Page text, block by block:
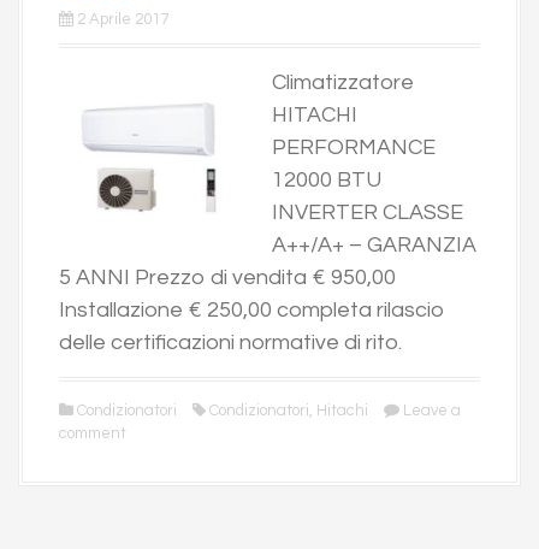
2 Aprile 2017
Climatizzatore
HITACHI
PERFORMANCE
12000 BTU
INVERTER CLASSE
A++/A+ – GARANZIA
5 ANNI Prezzo di vendita € 950,00
Installazione € 250,00 completa rilascio
delle certificazioni normative di rito.
Condizionatori Condizionatori, Hitachi
Leave a
comment